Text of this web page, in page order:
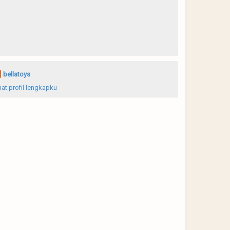
bellatoys
profil lengkapku